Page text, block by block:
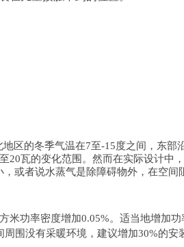
的冬季气温在7至-15度之间，东部
瓦的变化范围。然而在实际设计
或者说水蒸气是除障碍物外，在空间
米功率密度增加0.05%。适当地增加
周围没有采暖环境，建议增加30%的安